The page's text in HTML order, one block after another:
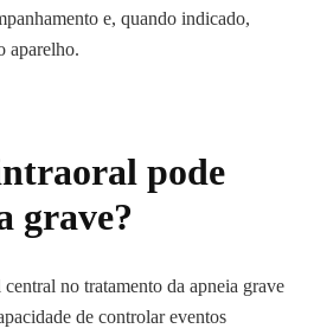
e, quando indicado,
aparelho.
pode
grave?
no tratamento da apneia grave
de controlar eventos